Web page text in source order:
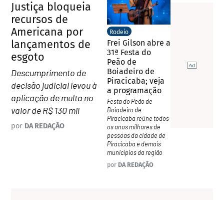
Justiça bloqueia
recursos de
Americana por
lançamentos de
esgoto
Descumprimento de
decisão judicial levou à
aplicação de multa no
valor de R$ 130 mil
por DA REDAÇÃO
Rodeio
Frei Gilson abre a
31ª Festa do
Peão de
Boiadeiro de
Piracicaba; veja
a programação
Festa do Peão de
Boiadeiro de
Piracicaba reúne todos
os anos milhares de
pessoas da cidade de
Piracicaba e demais
municípios da região
por DA REDAÇÃO